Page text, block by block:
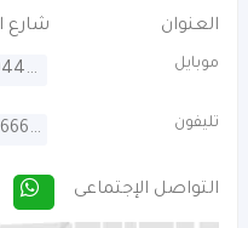
العنوان شارع
موبايل 0504458565
تليفون 025666434
التواصل الإجتماعى